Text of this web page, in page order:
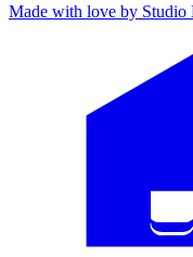
Made with love by Studio